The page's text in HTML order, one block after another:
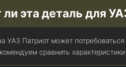
эта деталь для
УАЗ Патриот может
сравнить